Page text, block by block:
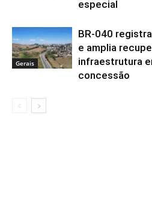
especial
Gerais
BR-040
e amplia
infraestrutura
concessão